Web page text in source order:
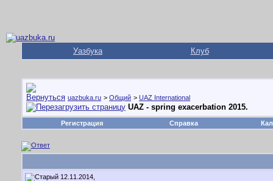
Уазбука Клуб
uazbuka.ru > Общий > UAZ International
UAZ - spring exacerbation 2015.
Регистрация Справка
12.11.2014,